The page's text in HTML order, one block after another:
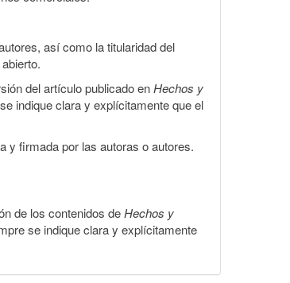
así como la titularidad del
del artículo publicado enHechos y
indique clara y explícitamente que el
y firmada por las autoras o autores.
de los contenidos deHechos y
se indique clara y explícitamente